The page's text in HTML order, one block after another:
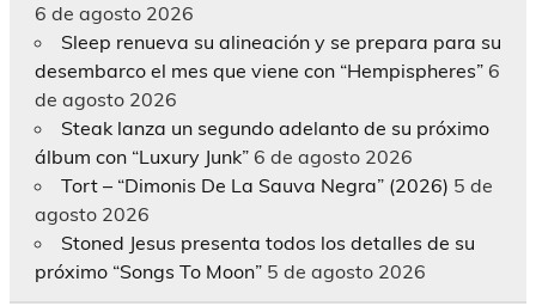
6 de agosto 2026
Sleep renueva su alineación y se prepara para su
desembarco el mes que viene con “Hempispheres” 6
de agosto 2026
Steak lanza un segundo adelanto de su próximo
álbum con “Luxury Junk” 6 de agosto 2026
Tort – “Dimonis De La Sauva Negra” (2026) 5 de
agosto 2026
Stoned Jesus presenta todos los detalles de su
próximo “Songs To Moon” 5 de agosto 2026